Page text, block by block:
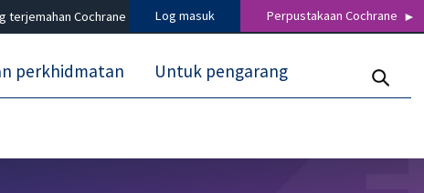
terjemahan Cochrane Log masuk Perpustakaan Cochrane
perkhidmatan Untuk pengarang